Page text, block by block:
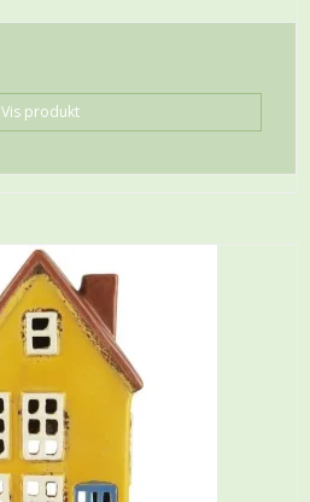
Vis produkt